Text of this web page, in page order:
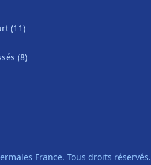
(11)
(8)
France. Tous droits réservés.